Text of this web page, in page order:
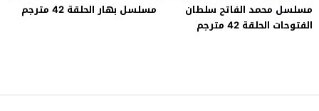
مسلسل محمد الفاتح سلطان
الفتوحات الحلقة 42 مترجم
مسلسل بهار الحلقة 42 مترجم